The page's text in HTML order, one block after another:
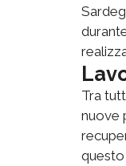
Tra
nuove
questo